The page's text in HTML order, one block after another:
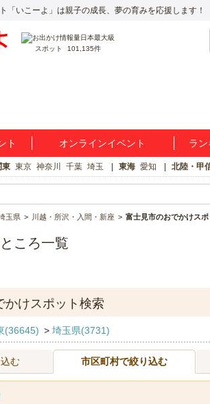
「いこーよ」は親子の成長、夢の育みを応援します！
スポット 101,135件
ト オンラインイベント ラ
東 東京 神奈川 千葉 埼玉 東海 愛知 北陸・甲
玉県 川越・所沢・入間・新座 富士見市のおでかけスポ
ころ一覧
かけスポット検索
(36645) > 埼玉県(3731)
む 市区町村で絞り込む